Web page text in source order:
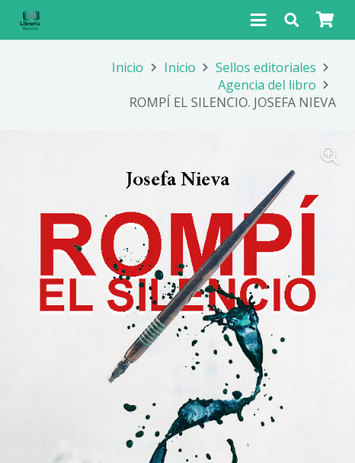
Inicio Inicio
Sellos editoriales
Agencia del libro
ROMPÍ EL SILENCIO. JOSEFA NIEVA